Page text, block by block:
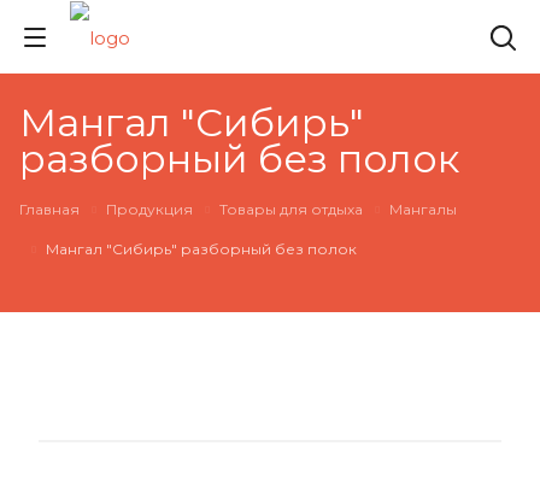
Мангал "Сибирь"
разборный без полок
Главная Продукция Товары для отдыха Мангалы
Мангал "Сибирь" разборный без полок